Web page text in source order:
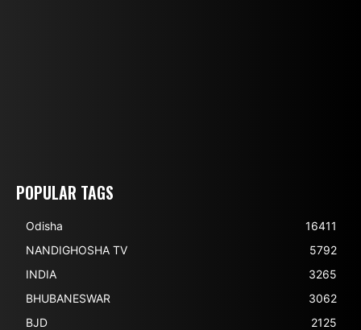
POPULAR TAGS
Odisha
16411
NANDIGHOSHA TV
5792
INDIA
3265
BHUBANESWAR
3062
BJD
2125